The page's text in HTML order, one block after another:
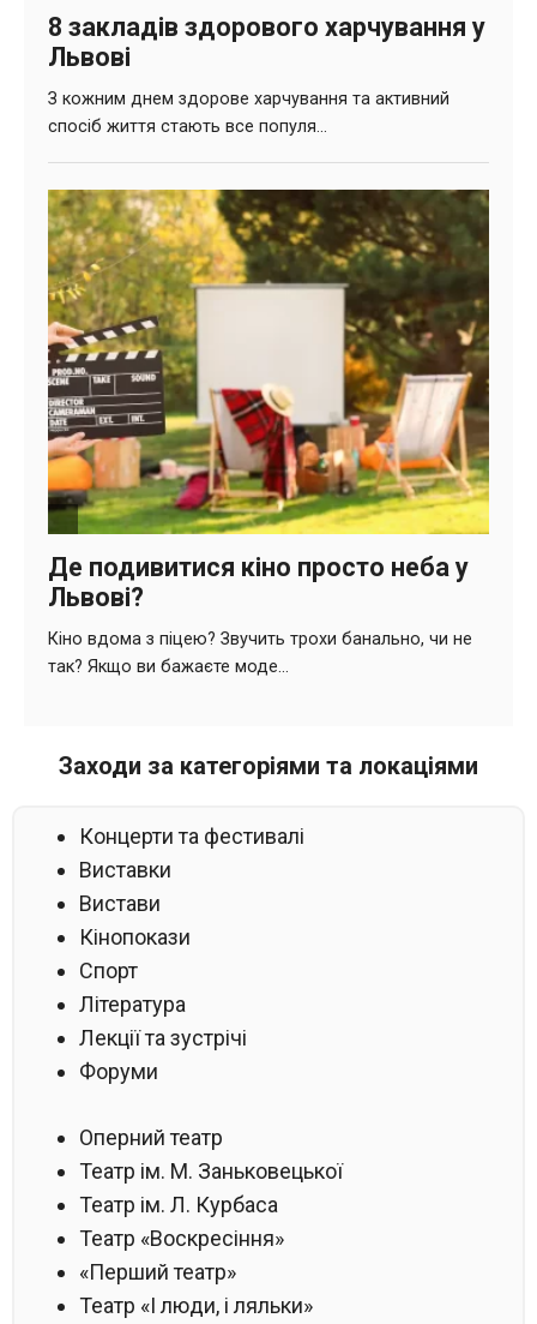
Заходи за категоріями та локаціями
Концерти та фестивалі
Виставки
Вистави
Кінопокази
Спорт
Література
Лекції та зустрічі
Форуми
Оперний театр
Театр ім. М. Заньковецької
Театр ім. Л. Курбаса
Театр «Воскресіння»
«Перший театр»
Театр «І люди, і ляльки»